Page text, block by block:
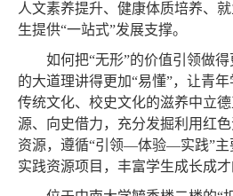
人文素养提升、健康体质培养、
生提供“一站式”发展支撑。
如何把“无形”的价值引领做
的大道理讲得更加“易懂”，让青
传统文化、校史文化的滋养中立
源、向史借力，充分发掘利用红
资源，遵循“引领—体验—实践”主
实践资源项目，丰富学生成长成才